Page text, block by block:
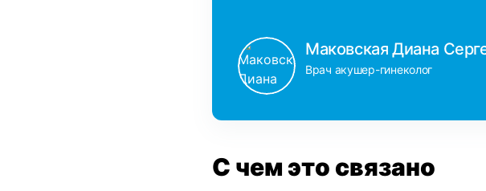
Маковская Диана
Врач акушер-гинеколог
С чем это связано